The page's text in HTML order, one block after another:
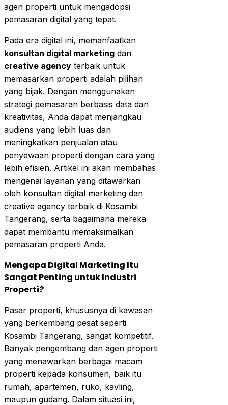
agen properti untuk mengadopsi
pemasaran digital yang tepat.
Pada era digital ini, memanfaatkan
konsultan digital marketing dan
creative agency terbaik untuk
memasarkan properti adalah pilihan
yang bijak. Dengan menggunakan
strategi pemasaran berbasis data dan
kreativitas, Anda dapat menjangkau
audiens yang lebih luas dan
meningkatkan penjualan atau
penyewaan properti dengan cara yang
lebih efisien. Artikel ini akan membahas
mengenai layanan yang ditawarkan
oleh konsultan digital marketing dan
creative agency terbaik di Kosambi
Tangerang, serta bagaimana mereka
dapat membantu memaksimalkan
pemasaran properti Anda.
Mengapa Digital Marketing Itu
Sangat Penting untuk Industri
Properti?
Pasar properti, khususnya di kawasan
yang berkembang pesat seperti
Kosambi Tangerang, sangat kompetitif.
Banyak pengembang dan agen properti
yang menawarkan berbagai macam
properti kepada konsumen, baik itu
rumah, apartemen, ruko, kavling,
maupun gudang. Dalam situasi ini,